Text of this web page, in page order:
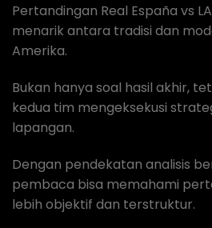
Pertandingan Real España vs
menarik antara tradisi dan
Amerika.
Bukan hanya soal hasil akhir,
kedua tim mengeksekusi
lapangan.
Dengan pendekatan analisis
pembaca bisa memahami
lebih objektif dan terstruktur.